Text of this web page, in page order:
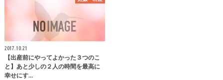
2017.10.21
【出産前にやってよかった３つのこ
と】あと少しの２人の時間を最高に
幸せにす…